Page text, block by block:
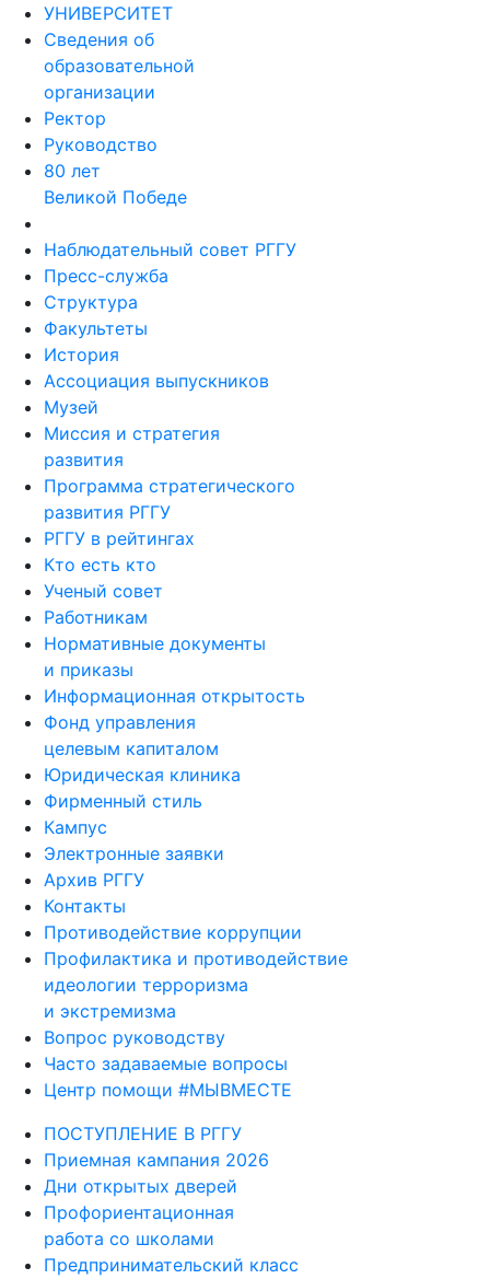
УНИВЕРСИТЕТ
Сведения об
образовательной
организации
Ректор
Руководство
80 лет
Великой Победе
Наблюдательный совет РГГУ
Пресс-служба
Структура
Факультеты
История
Ассоциация выпускников
Музей
Миссия и стратегия
развития
Программа стратегического
развития РГГУ
РГГУ в рейтингах
Кто есть кто
Ученый совет
Работникам
Нормативные документы
и приказы
Информационная открытость
Фонд управления
целевым капиталом
Юридическая клиника
Фирменный стиль
Кампус
Электронные заявки
Архив РГГУ
Контакты
Противодействие коррупции
Профилактика и противодействие
идеологии терроризма
и экстремизма
Вопрос руководству
Часто задаваемые вопросы
Центр помощи #МЫВМЕСТЕ
ПОСТУПЛЕНИЕ В РГГУ
Приемная кампания 2026
Дни открытых дверей
Профориентационная
работа со школами
Предпринимательский класс